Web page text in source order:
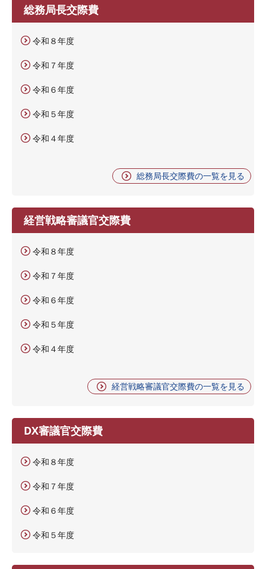
総務局長交際費
令和８年度
令和７年度
令和６年度
令和５年度
令和４年度
総務局長交際費の一覧を見る
経営戦略審議官交際費
令和８年度
令和７年度
令和６年度
令和５年度
令和４年度
経営戦略審議官交際費の一覧を見る
DX審議官交際費
令和８年度
令和７年度
令和６年度
令和５年度